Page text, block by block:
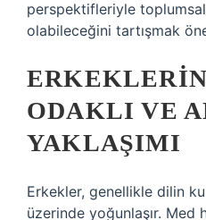
perspektifleriyle
olabileceğini tartışmak
ODAKLI VE
YAKLAŞIMI
Erkekler, genellikle dilin
üzerinde yoğunlaşır.